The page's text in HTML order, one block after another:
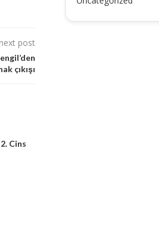
next post
çıkışı
Cins